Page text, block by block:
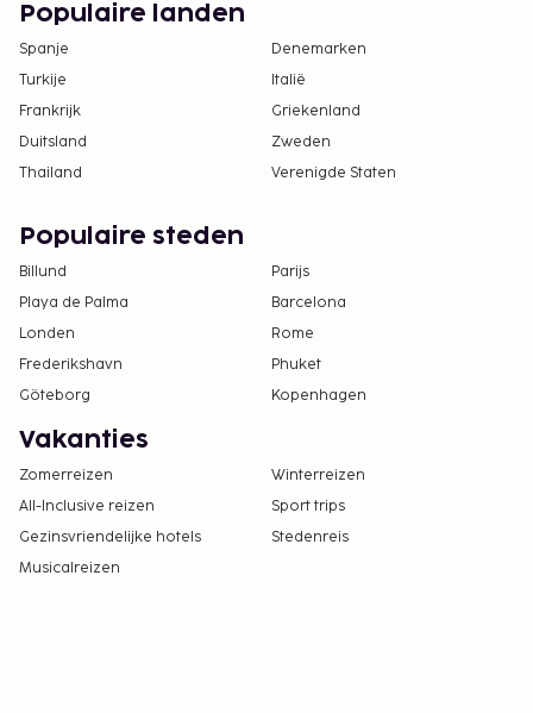
Populaire landen
Spanje
Denemarken
Turkije
Italië
Frankrijk
Griekenland
Duitsland
Zweden
Thailand
Verenigde Staten
Populaire steden
Billund
Parijs
Playa de Palma
Barcelona
Londen
Rome
Frederikshavn
Phuket
Göteborg
Kopenhagen
Vakanties
Zomerreizen
Winterreizen
All-Inclusive reizen
Sport trips
Gezinsvriendelijke hotels
Stedenreis
Musicalreizen